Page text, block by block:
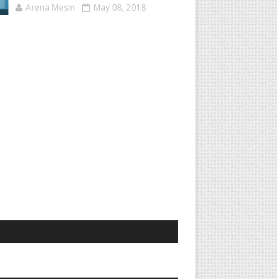
Arena Mesin May 08, 2018